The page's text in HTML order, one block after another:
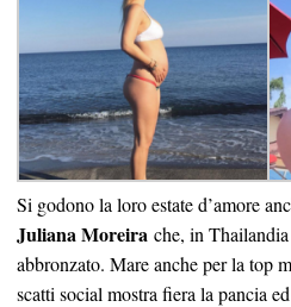
Si godono la loro estate d’amore
Juliana Moreira che, in
abbronzato. Mare anche per la top
scatti social mostra fiera la pancia